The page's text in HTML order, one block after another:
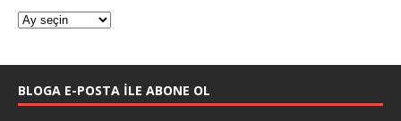
BLOGA E-POSTA ILE ABONE OL